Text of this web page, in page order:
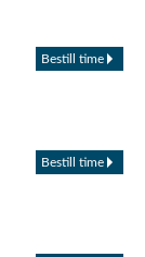
Bestill time
Bestill time